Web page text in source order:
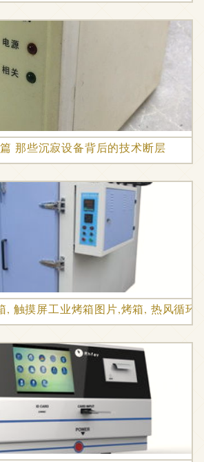
那些沉寂设备背后的技术断层
, 触摸屏工业烤箱图片,烤箱, 热风循